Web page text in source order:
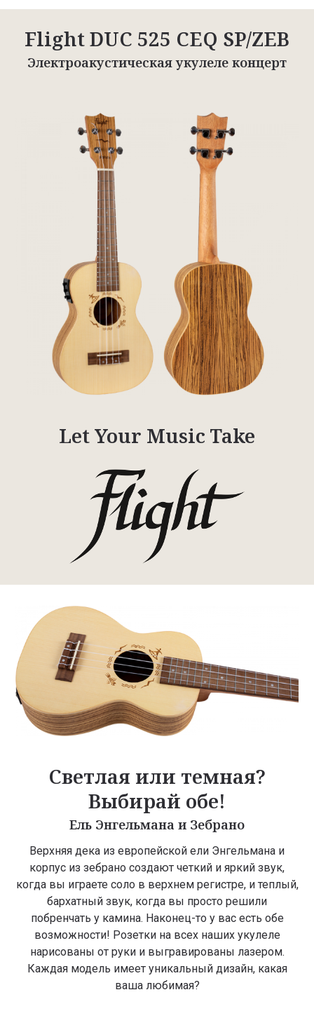
Flight DUC 525 CEQ SP/ZEB
Электроакустическая укулеле концерт
Let Your Music Take
Светлая или темная?
Выбирай обе!
Ель Энгельмана и Зебрано
Верхняя дека из европейской ели Энгельмана и
корпус из зебрано создают четкий и яркий звук,
когда вы играете соло в верхнем регистре, и теплый,
бархатный звук, когда вы просто решили
побренчать у камина. Наконец-то у вас есть обе
возможности! Розетки на всех наших укулеле
нарисованы от руки и выгравированы лазером.
Каждая модель имеет уникальный дизайн, какая
ваша любимая?